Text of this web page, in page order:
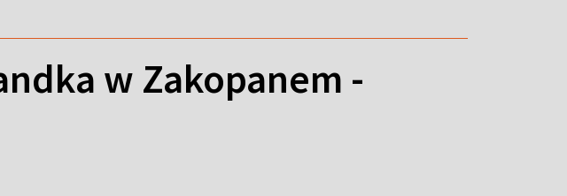
w Zakopanem -